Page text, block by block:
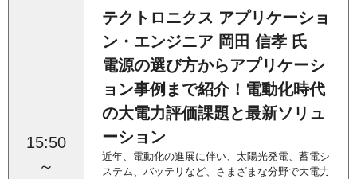
15:50
～
テクトロニクス アプリケーショ
ン・エンジニア 岡田 信孝 氏
電源の選び方からアプリケーシ
ョン事例まで紹介！電動化時代
の大電力評価課題と最新ソリュ
ーション
近年、電動化の進展に伴い、太陽光発電、蓄電シ
ステム、バッテリなど、さまざまな分野で大電力